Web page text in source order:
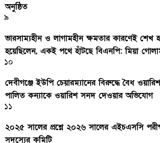
অনুষ্ঠিত
৯
ভারসাম্যহীন ও লাগামহীন ক্ষমতার কারণেই শেখ
হয়েছিলেন, একই পথে হাঁটছে বিএনপি: মিয়া
১০
দেবীগঞ্জে ইউপি চেয়ারম্যানের বিরুদ্ধে বৈধ
পালিত কন্যাকে ওয়ারিশ সনদ দেওয়ার অভিযোগ
১১
২০২৫ সালের প্রশ্নে ২০২৬ সালের এইচএসসি
সদস্যের কমিটি